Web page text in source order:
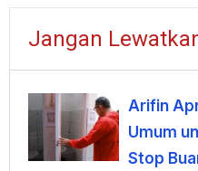
Jangan
Arifin
Umum
Stop